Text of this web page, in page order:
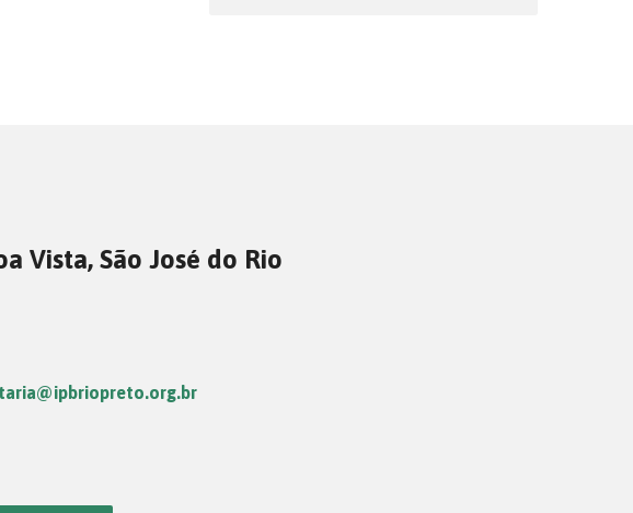
Vista, São José do Rio